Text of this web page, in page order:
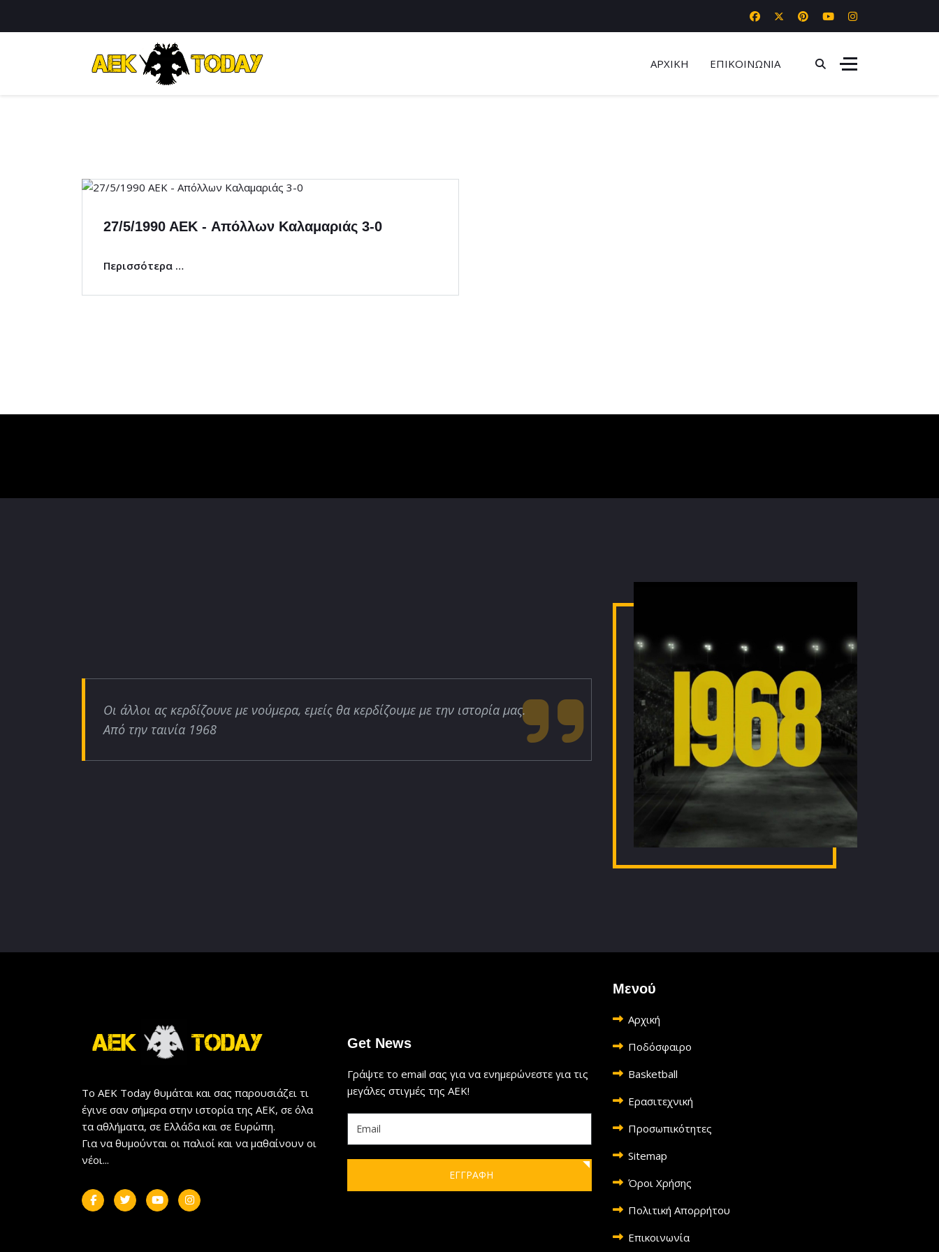
ΑΡΧΙΚΗ ΕΠΙΚΟΙΝΩΝΙΑ
27/5/1990 AEK - Απόλλων Καλαμαριάς 3-0
Περισσότερα …
Οι άλλοι ας κερδίζουνε με νούμερα, εμείς θα κερδίζουμε με την ιστορία μας.
Από την ταινία 1968
Το AEK Today θυμάται και σας παρουσιάζει τι
έγινε σαν σήμερα στην ιστορία της ΑΕΚ, σε όλα
τα αθλήματα, σε Ελλάδα και σε Ευρώπη.
Για να θυμούνται οι παλιοί και να μαθαίνουν οι
νέοι...
Get News
Γράψτε το email σας για να ενημερώνεστε για τις
μεγάλες στιγμές της ΑΕΚ!
ΕΓΓΡΑΦΗ
Μενού
Αρχική
Ποδόσφαιρο
Basketball
Ερασιτεχνική
Προσωπικότητες
Sitemap
Όροι Χρήσης
Πολιτική Απορρήτου
Επικοινωνία